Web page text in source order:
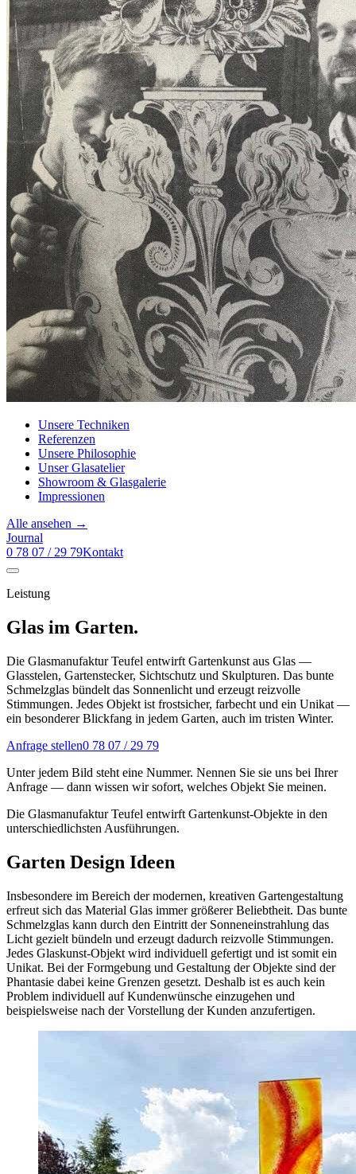
Unsere Techniken
Referenzen
Unsere Philosophie
Unser Glasatelier
Showroom & Glasgalerie
Impressionen
Alle ansehen →
Journal
0 78 07 / 29 79Kontakt
Leistung
Glas im Garten.
Die Glasmanufaktur Teufel entwirft Gartenkunst aus Glas —
Glasstelen, Gartenstecker, Sichtschutz und Skulpturen. Das bunte
Schmelzglas bündelt das Sonnenlicht und erzeugt reizvolle
Stimmungen. Jedes Objekt ist frostsicher, farbecht und ein Unikat —
ein besonderer Blickfang in jedem Garten, auch im tristen Winter.
Anfrage stellen0 78 07 / 29 79
Unter jedem Bild steht eine Nummer. Nennen Sie sie uns bei Ihrer
Anfrage — dann wissen wir sofort, welches Objekt Sie meinen.
Die Glasmanufaktur Teufel entwirft Gartenkunst-Objekte in den
unterschiedlichsten Ausführungen.
Garten Design Ideen
Insbesondere im Bereich der modernen, kreativen Gartengestaltung
erfreut sich das Material Glas immer größerer Beliebtheit. Das bunte
Schmelzglas kann durch den Eintritt der Sonneneinstrahlung das
Licht gezielt bündeln und erzeugt dadurch reizvolle Stimmungen.
Jedes Glaskunst-Objekt wird individuell gefertigt und ist somit ein
Unikat. Bei der Formgebung und Gestaltung der Objekte sind der
Phantasie dabei keine Grenzen gesetzt. Deshalb ist es auch kein
Problem individuell auf Kundenwünsche einzugehen und
beispielsweise nach der Vorstellung der Kunden anzufertigen.